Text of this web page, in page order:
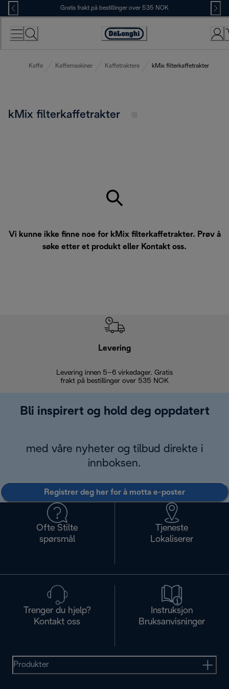
Skip
to
Content
Gratis frakt på bestillinger over 535 NOK
Accessibility
Kaffe Kaffemaskiner Kaffetraktere kMix filterkaffetrakter
kMix filterkaffetrakter
Vi kunne ikke finne noe for kMix filterkaffetrakter. Prøv å
søke etter et produkt eller Kontakt oss.
Levering
Levering innen 5–6 virkedager. Gratis
frakt på bestillinger over 535 NOK
Bli inspirert og hold deg oppdatert
med våre nyheter og tilbud direkte i
innboksen.
Registrer deg her for å motta e-poster
Ofte Stilte
spørsmål
Tjeneste
Lokaliserer
Trenger du hjelp?
Kontakt oss
Instruksjon
Bruksanvisninger
Produkter